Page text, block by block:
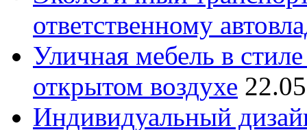
ответственному
Уличная мебель в
открытом воздухе
Индивидуальный